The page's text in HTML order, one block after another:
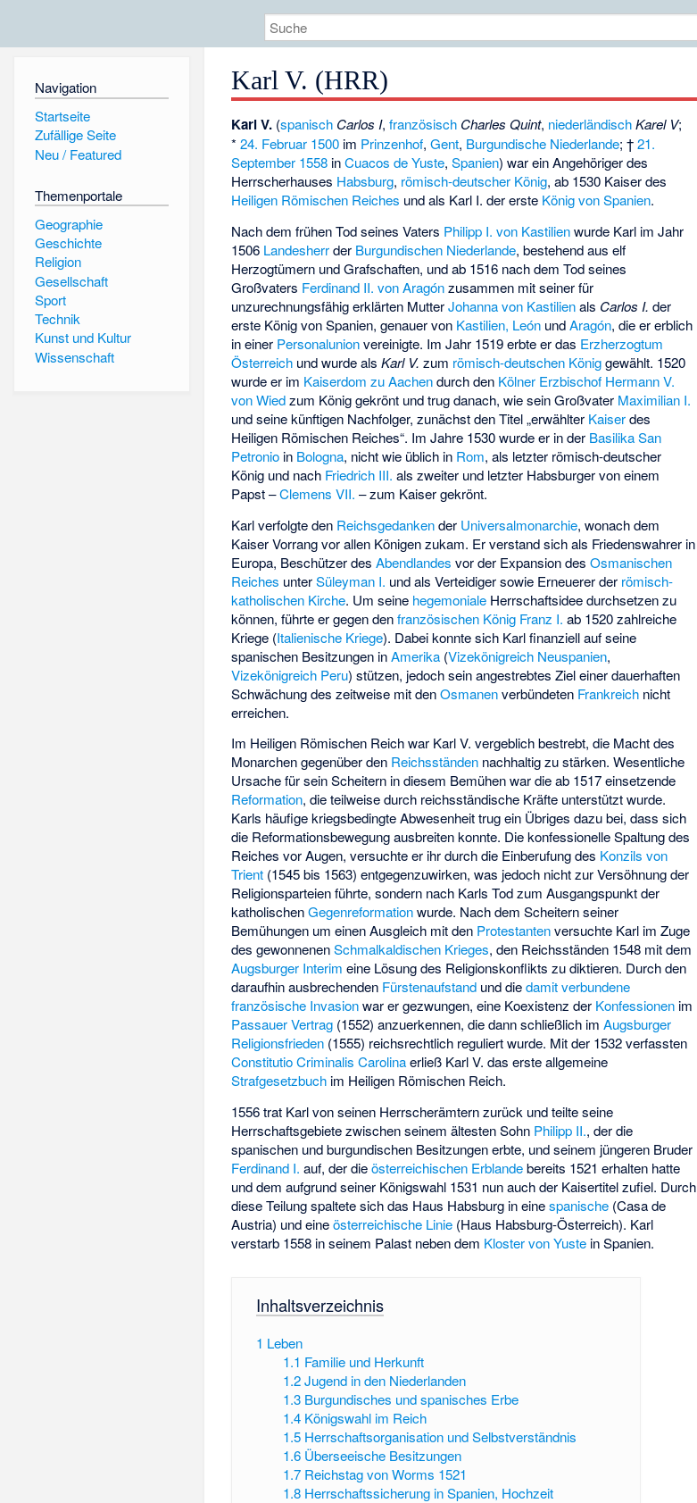
Navigation
Startseite
Zufällige Seite
Neu / Featured
Themenportale
Geographie
Geschichte
Religion
Gesellschaft
Sport
Technik
Kunst und Kultur
Wissenschaft
Karl V. (HRR)
Karl V. (spanisch Carlos I,französisch Charles Quint, niederländisch Karel V;
*24. Februar 1500 im Prinzenhof,Gent, Burgundische Niederlande; †21.
September 1558 inCuacos de Yuste,Spanien) war ein Angehöriger des
Herrscherhauses Habsburg, römisch-deutscher König, ab 1530 Kaiser des
Heiligen Römischen Reiches und als Karl I. der erste König von Spanien.
Nach dem frühen Tod seines Vaters Philipp I. von Kastilienwurde Karl im Jahr
1506 Landesherrder Burgundischen Niederlande, bestehend aus elf
Herzogtümern und Grafschaften, und ab 1516 nach dem Tod seines
Großvaters Ferdinand II. von Aragónzusammen mit seiner für
unzurechnungsfähig erklärten MutterJohanna von Kastilienals Carlos I. der
erste König von Spanien, genauer von Kastilien, León undAragón, die er erblich
in einer Personalunionvereinigte. Im Jahr 1519 erbte er das Erzherzogtum
Österreich und wurde alsKarl V. zum römisch-deutschen Königgewählt. 1520
wurde er im Kaiserdom zu Aachendurch den Kölner Erzbischof Hermann V.
von Wiedzum König gekrönt und trug danach, wie sein Großvater Maximilian I.
und seine künftigen Nachfolger, zunächst den Titel „erwählter Kaiserdes
Heiligen Römischen Reiches“. Im Jahre 1530 wurde er in der Basilika San
Petronio in Bologna, nicht wie üblich in Rom, als letzter römisch-deutscher
König und nach Friedrich III. als zweiter und letzter Habsburger von einem
Papst –Clemens VII. – zum Kaiser gekrönt.
Karl verfolgte den Reichsgedankender Universalmonarchie, wonach dem
Kaiser Vorrang vor allen Königen zukam. Er verstand sich als Friedenswahrer in
Europa, Beschützer desAbendlandes vor der Expansion desOsmanischen
Reiches unterSüleyman I. und als Verteidiger sowie Erneuerer der römisch-
katholischen Kirche. Um seine hegemoniale Herrschaftsidee durchsetzen zu
können, führte er gegen denfranzösischen König Franz I. ab 1520 zahlreiche
Kriege (Italienische Kriege). Dabei konnte sich Karl finanziell auf seine
spanischen Besitzungen inAmerika (Vizekönigreich Neuspanien,
Vizekönigreich Peru) stützen, jedoch sein angestrebtes Ziel einer dauerhaften
Schwächung des zeitweise mit denOsmanenverbündeten Frankreich nicht
erreichen.
Im Heiligen Römischen Reich war Karl V. vergeblich bestrebt, die Macht des
Monarchen gegenüber den Reichsständen nachhaltig zu stärken. Wesentliche
Ursache für sein Scheitern in diesem Bemühen war die ab 1517 einsetzende
Reformation, die teilweise durch reichsständische Kräfte unterstützt wurde.
Karls häufige kriegsbedingte Abwesenheit trug ein Übriges dazu bei, dass sich
die Reformationsbewegung ausbreiten konnte. Die konfessionelle Spaltung des
Reiches vor Augen, versuchte er ihr durch die Einberufung des Konzils von
Trient (1545 bis 1563) entgegenzuwirken, was jedoch nicht zur Versöhnung der
Religionsparteien führte, sondern nach Karls Tod zum Ausgangspunkt der
katholischenGegenreformationwurde. Nach dem Scheitern seiner
Bemühungen um einen Ausgleich mit den Protestantenversuchte Karl im Zuge
des gewonnenenSchmalkaldischen Krieges, den Reichsständen 1548 mit dem
Augsburger Interim eine Lösung des Religionskonflikts zu diktieren. Durch den
daraufhin ausbrechenden Fürstenaufstand und diedamit verbundene
französische Invasionwar er gezwungen, eine Koexistenz der Konfessionen im
Passauer Vertrag (1552) anzuerkennen, die dann schließlich imAugsburger
Religionsfrieden (1555) reichsrechtlich reguliert wurde. Mit der 1532 verfassten
Constitutio Criminalis Carolinaerließ Karl V. das erste allgemeine
Strafgesetzbuch im Heiligen Römischen Reich.
1556 trat Karl von seinen Herrscherämtern zurück und teilte seine
Herrschaftsgebiete zwischen seinem ältesten Sohn Philipp II., der die
spanischen und burgundischen Besitzungen erbte, und seinem jüngeren Bruder
Ferdinand I. auf, der dieösterreichischen Erblandebereits 1521 erhalten hatte
und dem aufgrund seiner Königswahl 1531 nun auch der Kaisertitel zufiel. Durch
diese Teilung spaltete sich das Haus Habsburg in einespanische (Casa de
Austria) und eineösterreichische Linie (Haus Habsburg-Österreich). Karl
verstarb 1558 in seinem Palast neben dem Kloster von Yuste in Spanien.
Inhaltsverzeichnis
1 Leben
1.1 Familie und Herkunft
1.2 Jugend in den Niederlanden
1.3 Burgundisches und spanisches Erbe
1.4 Königswahl im Reich
1.5 Herrschaftsorganisation und Selbstverständnis
1.6 Überseeische Besitzungen
1.7 Reichstag von Worms 1521
1.8 Herrschaftssicherung in Spanien, Hochzeit